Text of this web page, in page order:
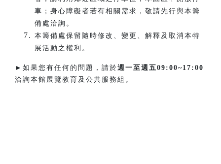
車；身心障礙者若有相關需求，敬請先行與本籌
備處洽詢。
本籌備處保留隨時修改、變更、解釋及取消本特
展活動之權利。
►如果您有任何的問題，請於週一至週五09:00~17:00
洽詢本館展覽教育及公共服務組。